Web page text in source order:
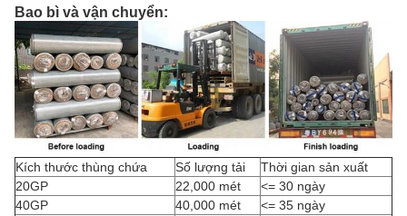
Bao bì và vận chuyển:
Kích thước thùng chứa Số lượng tải
Thời gian sản xuất
20GP
22,000 mét
<= 30 ngày
40GP
40,000 mét
<= 35 ngày